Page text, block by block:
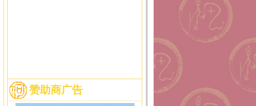
赞助商广告